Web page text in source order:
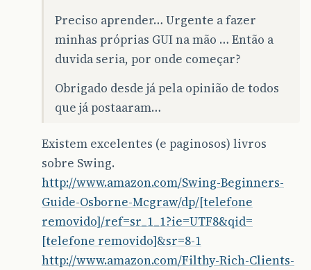
Preciso aprender… Urgente a fazer
minhas próprias GUI na mão … Então a
duvida seria, por onde começar?
Obrigado desde já pela opinião de todos
que já postaaram…
Existem excelentes (e paginosos) livros
sobre Swing.
http://www.amazon.com/Swing-Beginners-
Guide-Osborne-Mcgraw/dp/[telefone
removido]/ref=sr_1_1?ie=UTF8&qid=
[telefone removido]&sr=8-1
http://www.amazon.com/Filthy-Rich-Clients-